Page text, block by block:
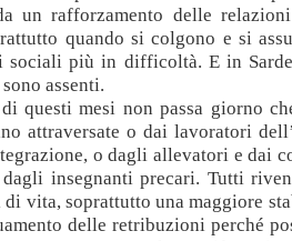
un rafforzamento delle
quando si colgono e si
sociali più in difficoltà. E in
assenti.
questi mesi non passa giorno
attraversate o dai lavoratori
o dagli allevatori e dai
insegnanti precari. Tutti
vita, soprattutto una maggiore
delle retribuzioni perché